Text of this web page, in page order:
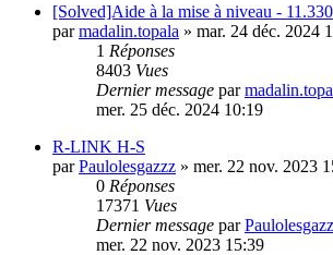
[Solved]Aide à la mise à niveau -
parmadalin.topala » mar. 24 déc. 2024
1 Réponses
8403 Vues
Dernier message par
mer. 25 déc. 2024 10:19
R-LINK H-S
parPaulolesgazzz » mer. 22 nov. 2023
0 Réponses
17371 Vues
Dernier message par
mer. 22 nov. 2023 15:39